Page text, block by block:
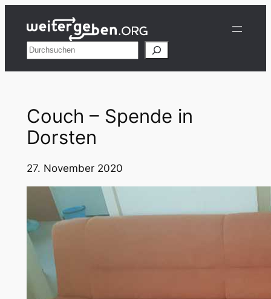
Inhalt
springenSuchen
Couch – Spende in
Dorsten
27. November 2020